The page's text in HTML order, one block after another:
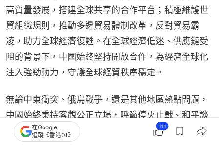
高質量發展，搭建全球共享的合作平台；積極維護世
貿組織規則，推動多邊貿易體制改革，反對貿易霸
凌，助力全球經濟復甦。在全球經濟低迷、供應鏈受
阻的背景下，中國始終堅持開放合作，為經濟全球化
注入強勁動力，守護全球經貿秩序穩定。
無論中東衝突、俄烏戰爭，還是其他地區熱點問題，
中國始終秉持客觀公正立場，呼籲停火止戰、和平談
判，從不煽風點火、不謀取私利。這種沉穩克制、負
在Google
追蹤《香港01》
111